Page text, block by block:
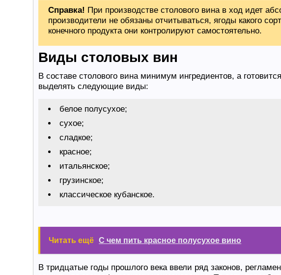
Справка! При производстве столового вина в ход идет
производители не обязаны отчитываться, ягоды какого
конечного продукта они контролируют самостоятельно.
Виды столовых вин
В составе столового вина минимум ингредиентов, а
выделять следующие виды:
белое полусухое;
сухое;
сладкое;
красное;
итальянское;
грузинское;
классическое кубанское.
Читать ещё С чем пить красное полусухое вино
В тридцатые годы прошлого века ввели ряд законов,